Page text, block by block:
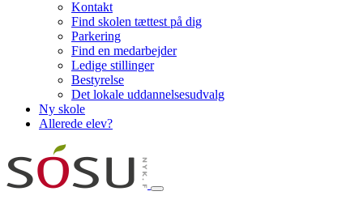
Kontakt
Find skolen tættest på dig
Parkering
Find en medarbejder
Ledige stillinger
Bestyrelse
Det lokale uddannelsesudvalg
Ny skole
Allerede elev?